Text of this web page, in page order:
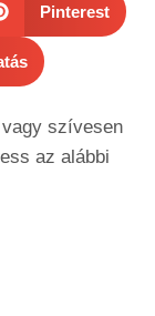
Pinterest
szívesen
az alábbi